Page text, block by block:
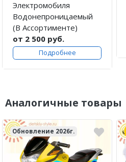
Электромобиля
Водонепроницаемый
(В Ассортименте)
от 2 500 руб.
Подробнее
Аналогичные товары
Обновление 2026г.